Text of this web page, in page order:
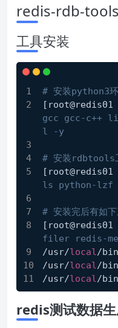
redis-rdb-
工具安装
# 安装python3
[root@redis01
gcc gcc-c++
l -y
# 安装rdbtools
[root@redis01
ls python-lzf
# 安装完后有如
[root@redis01
filer redis-
/usr/local/
/usr/local/
/usr/local/
redis测试数据